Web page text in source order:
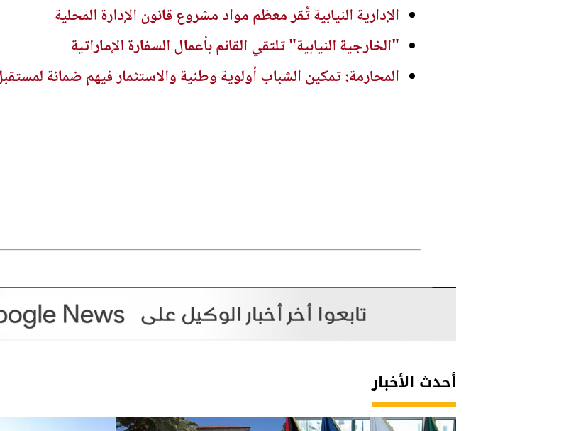
الإدارية النيابية تُقر معظم مواد مشروع قانون الإدارة المحلية
"الخارجية النيابية" تلتقي القائم بأعمال السفارة الإماراتية
المحارمة: تمكين الشباب أولوية وطنية والاستثمار فيهم ضمانة
أحدث الأخبار